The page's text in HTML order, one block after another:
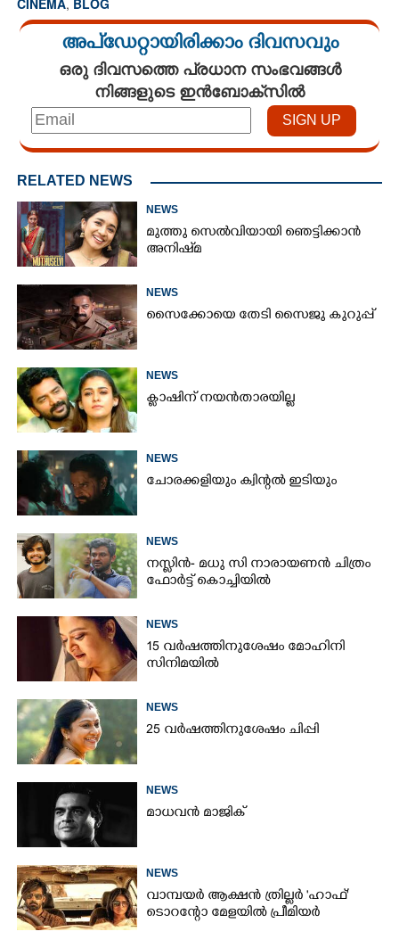
അപ്ഡേറ്റായിരിക്കാം ദിവസവും
ഒരു ദിവസത്തെ പ്രധാന സംഭവങ്ങൾ
നിങ്ങളുടെ ഇൻബോക്സിൽ
RELATED NEWS
NEWS
മുത്തു സെൽവിയായി ഞെട്ടിക്കാൻ
അനിഷ്‌മ
NEWS
സൈക്കോയെ തേടി സൈജു കുറുപ്പ്
NEWS
ക്ലാഷിന് നയൻതാരയില്ല
NEWS
ചോരക്കളിയും ക്വിന്റൽ ഇടിയും
NEWS
നസ്ലിൻ- മധു സി നാരായണൻ ചിത്രം
ഫോർട്ട് കൊച്ചിയിൽ
NEWS
15 വർഷത്തിനുശേഷം മോഹിനി
സിനിമയിൽ
NEWS
25 വർഷത്തിനുശേഷം ചിപ്പി
NEWS
മാധവൻ മാജിക്
NEWS
വാമ്പയർ ആക്ഷൻ ത്രില്ലർ 'ഹാഫ്'
ടൊറന്റോ മേളയിൽ പ്രീമിയർ